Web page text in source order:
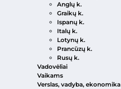
Anglų k.
Graikų k.
Ispanų k.
Italų k.
Lotynų k.
Prancūzų k.
Rusų k.
Vadovėliai
Vaikams
Verslas, vadyba, ekonomika